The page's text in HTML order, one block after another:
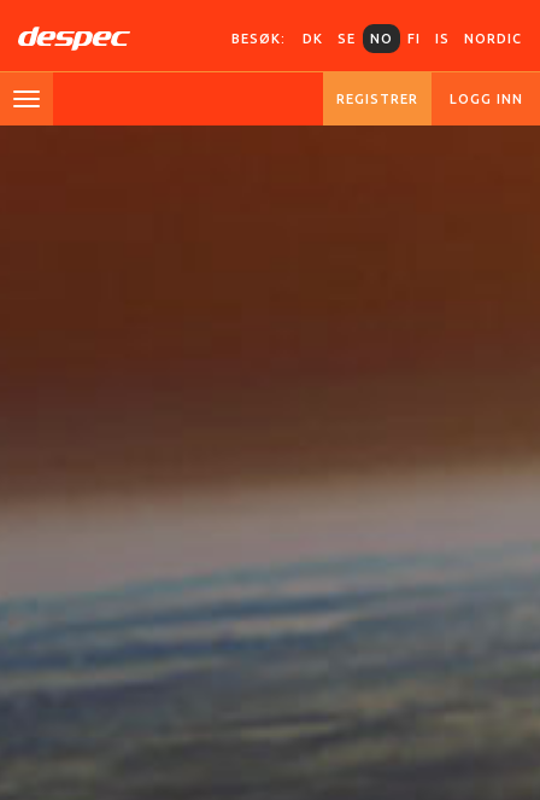
BESØK: DK SE NO FI IS NORDIC
REGISTRER LOGG INN